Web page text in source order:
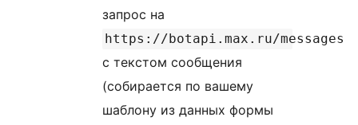
запрос на
https://botapi.max.ru/messages
с текстом сообщения
(собирается по вашему
шаблону из данных формы